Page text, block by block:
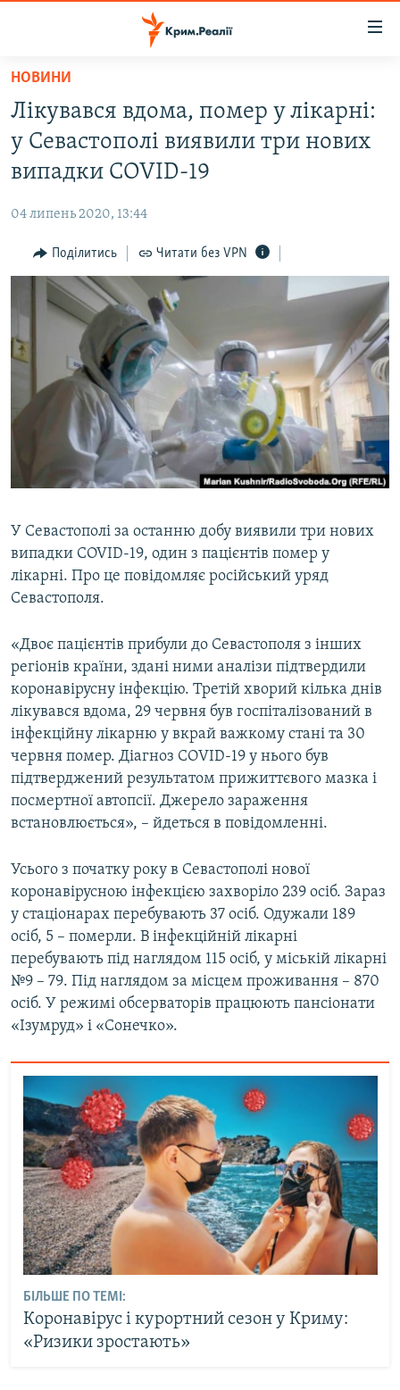
Перейти
основного
матеріалу
Перейти
до
основної
Перейти
до
ВОДА.КРИМ
ВІДЕО ТА ФОТО
БЛОГИ
ПОГЛЯД
ІНТЕРВ'Ю
ВСЕ ЗА ДЕНЬ
СПЕЦПРОЕКТИ
ДЕПОРТАЦІЯ
ВІДЕОУРОКИ «ELIFBE»
СВІДЧЕННЯ ОКУПАЦІЇ
УКРАЇНСЬКА ПРОБЛЕМА КРИМУ
ЯК ОБІЙТИ БЛОКУВАННЯ
Русский
Усі сайти RFE/RL
НОВИНИ
Лікувався вдома, помер у лікарні:
у Севастополі виявили три нових
випадки COVID-19
04 липень 2020, 13:44
Поділитись Читати без VPN
У Севастополі за останню добу виявили три нових
випадки COVID-19, один з пацієнтів помер у
лікарні. Про це повідомляє російський уряд
Севастополя.
«Двоє пацієнтів прибули до Севастополя з інших
регіонів країни, здані ними аналізи підтвердили
коронавірусну інфекцію. Третій хворий кілька днів
лікувався вдома, 29 червня був госпіталізований в
інфекційну лікарню у вкрай важкому стані та 30
червня помер. Діагноз СОVID-19 у нього був
підтверджений результатом прижиттєвого мазка і
посмертної автопсії. Джерело зараження
встановлюється», – йдеться в повідомленні.
Усього з початку року в Севастополі нової
коронавірусною інфекцією захворіло 239 осіб. Зараз
у стаціонарах перебувають 37 осіб. Одужали 189
осіб, 5 – померли. В інфекційній лікарні
перебувають під наглядом 115 осіб, у міській лікарні
№9 – 79. Під наглядом за місцем проживання – 870
осіб. У режимі обсерваторів працюють пансіонати
«Ізумруд» і «Сонечко».
БІЛЬШЕ ПО ТЕМІ:
Коронавірус і курортний сезон у Криму:
«Ризики зростають»